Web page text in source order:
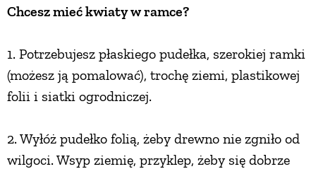
Chcesz mieć kwiaty w ramce?
1. Potrzebujesz płaskiego pudełka, szerokiej ramki
(możesz ją pomalować), trochę ziemi, plastikowej
folii i siatki ogrodniczej.
2. Wyłóż pudełko folią, żeby drewno nie zgniło od
wilgoci. Wsyp ziemię, przyklep, żeby się dobrze